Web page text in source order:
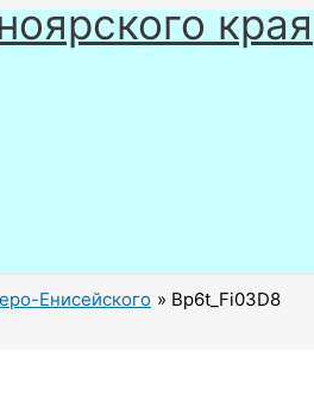
края
Енисейского Bp6t_Fi03D8